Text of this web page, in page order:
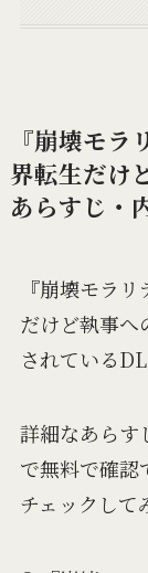
『崩壊モ
界転生だけ
あらすじ・
『崩壊モラ
だけど執事
されている
詳細なあら
で無料で確認
チェックして